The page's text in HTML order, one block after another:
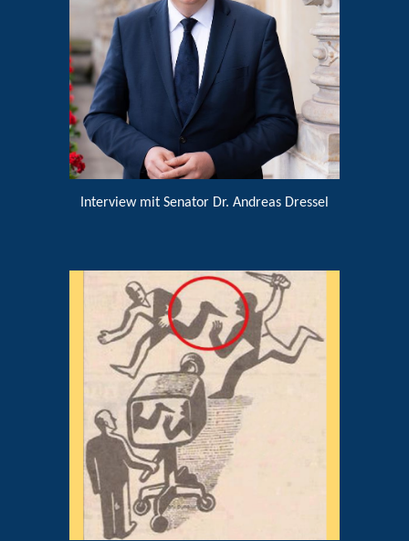
Interview mit Senator Dr. Andreas Dressel